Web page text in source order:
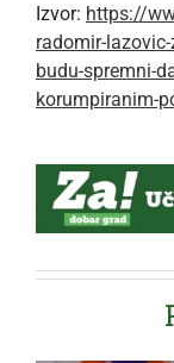
Izvor: https://
radomir-
budu-spremni-
korumpiranim-